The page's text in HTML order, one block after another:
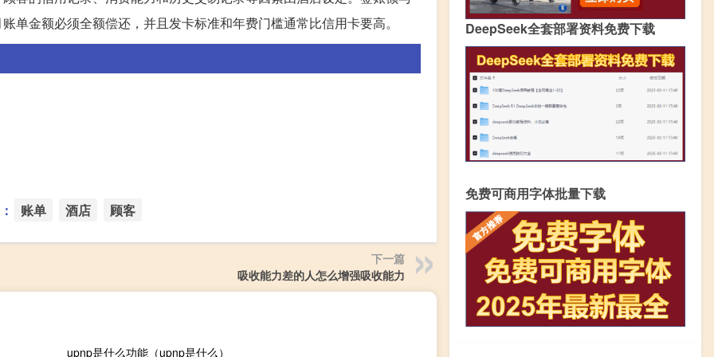
单金额必须全额偿还，并且发卡标准和年费门槛通常比信用卡要高。
账单 酒店 顾客
下一篇
吸收能力差的人怎么增强吸收能力
upnp是什么功能（upnp是什么）
DeepSeek全套部署资料免费下载
免费可商用字体批量下载